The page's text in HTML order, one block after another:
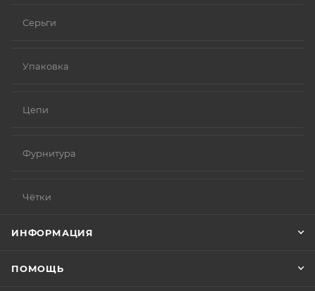
Серьги
Упаковка
Цепи
Фурнитура
Чётки
ИНФОРМАЦИЯ
ПОМОЩЬ